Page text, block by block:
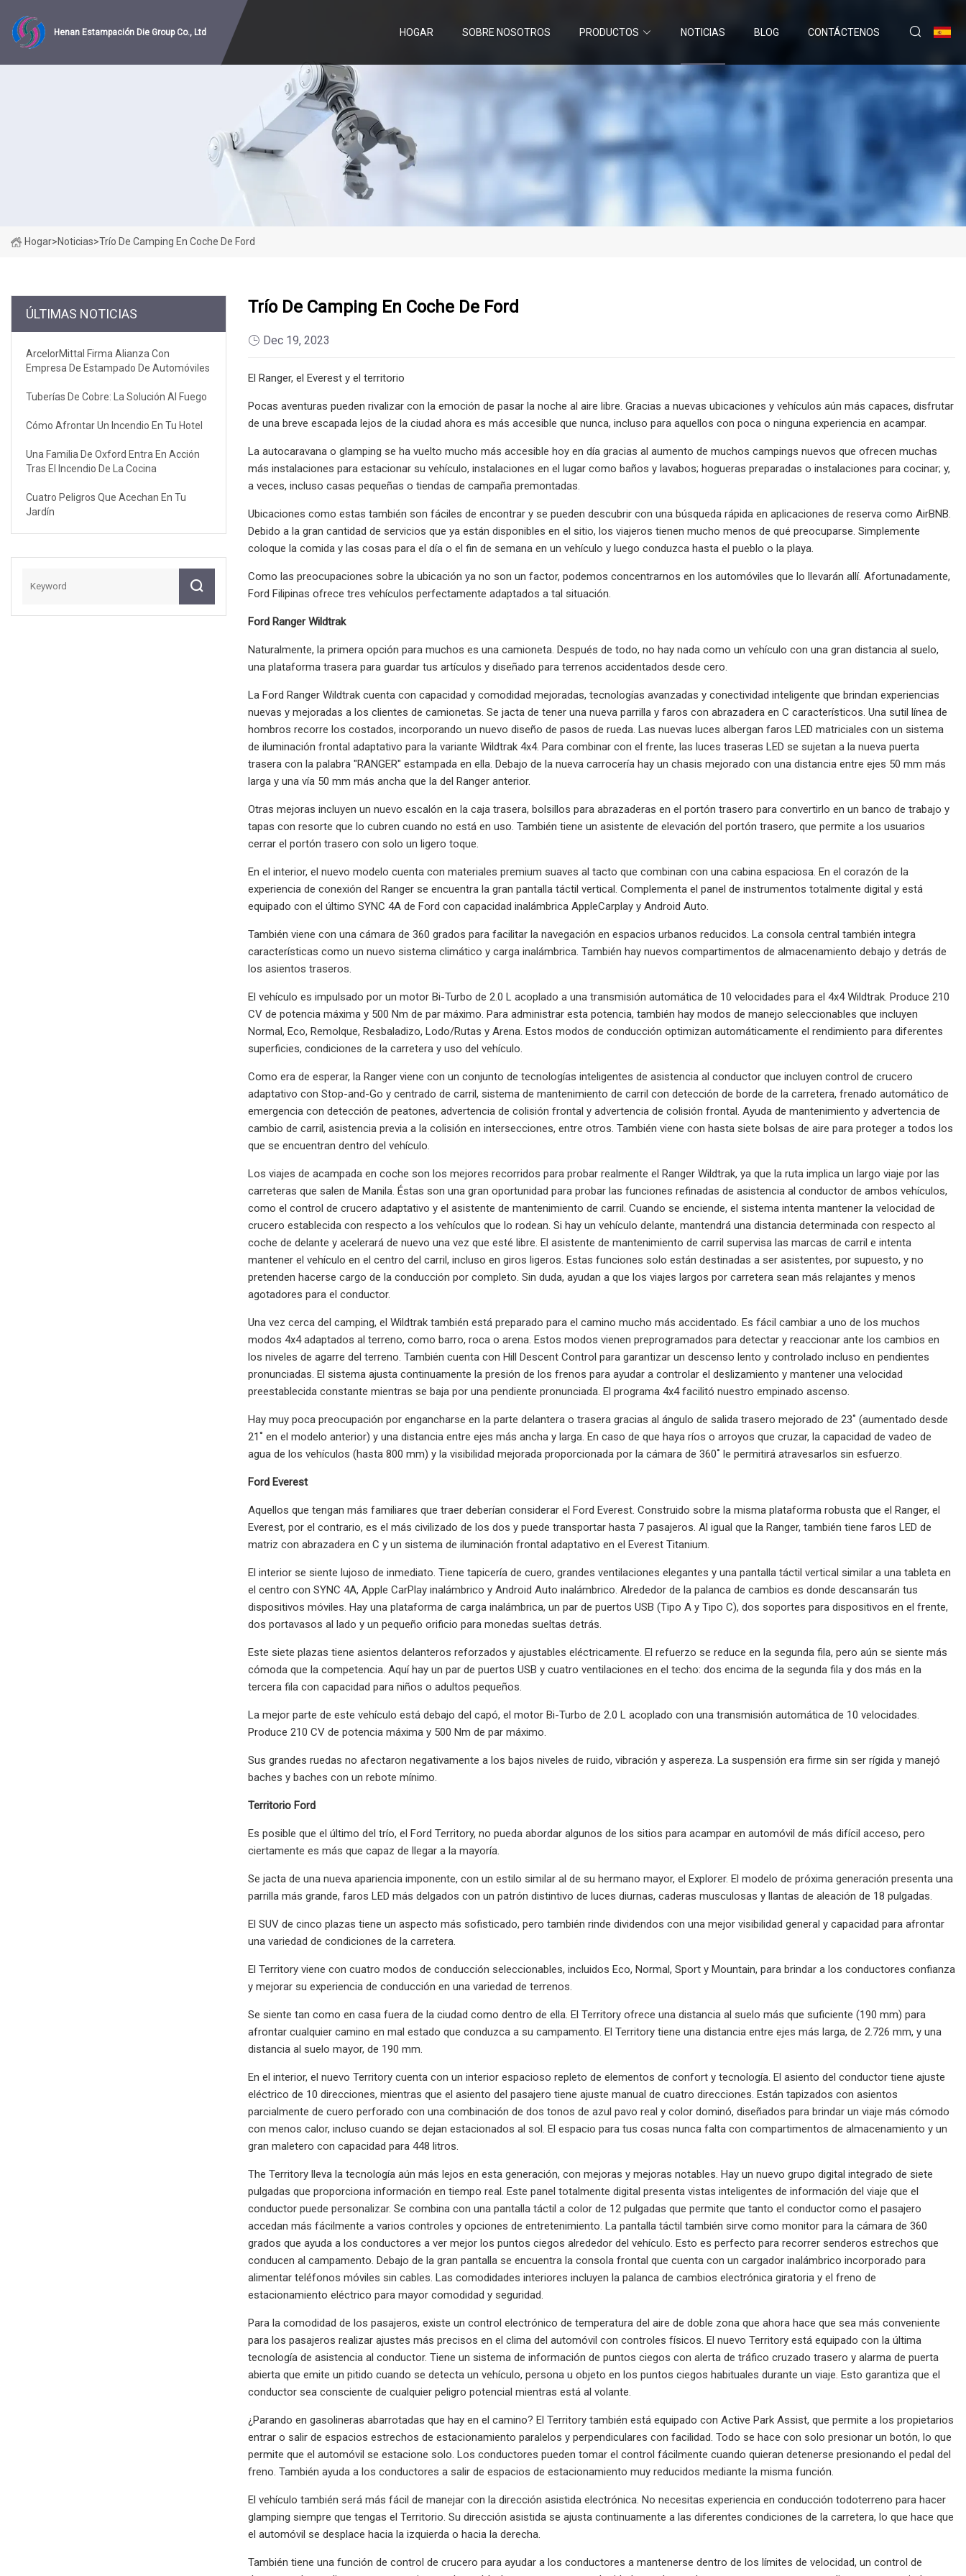
Henan Estampación Die Group Co., Ltd HOGAR SOBRE NOSOTROS PRODUCTOS NOTICIAS BLOG CONTÁCTENOS
Hogar>Noticias>Trío De Camping En Coche De Ford
ÚLTIMAS NOTICIAS
ArcelorMittal Firma Alianza Con
Empresa De Estampado De Automóviles
Tuberías De Cobre: ​​La Solución Al Fuego
Cómo Afrontar Un Incendio En Tu Hotel
Una Familia De Oxford Entra En Acción
Tras El Incendio De La Cocina
Cuatro Peligros Que Acechan En Tu
Jardín
Trío De Camping En Coche De Ford
Dec 19, 2023
El Ranger, el Everest y el territorio
Pocas aventuras pueden rivalizar con la emoción de pasar la noche al aire libre. Gracias a nuevas ubicaciones y vehículos aún más capaces, disfrutar
de una breve escapada lejos de la ciudad ahora es más accesible que nunca, incluso para aquellos con poca o ninguna experiencia en acampar.
La autocaravana o glamping se ha vuelto mucho más accesible hoy en día gracias al aumento de muchos campings nuevos que ofrecen muchas
más instalaciones para estacionar su vehículo, instalaciones en el lugar como baños y lavabos; hogueras preparadas o instalaciones para cocinar; y,
a veces, incluso casas pequeñas o tiendas de campaña premontadas.
Ubicaciones como estas también son fáciles de encontrar y se pueden descubrir con una búsqueda rápida en aplicaciones de reserva como AirBNB.
Debido a la gran cantidad de servicios que ya están disponibles en el sitio, los viajeros tienen mucho menos de qué preocuparse. Simplemente
coloque la comida y las cosas para el día o el fin de semana en un vehículo y luego conduzca hasta el pueblo o la playa.
Como las preocupaciones sobre la ubicación ya no son un factor, podemos concentrarnos en los automóviles que lo llevarán allí. Afortunadamente,
Ford Filipinas ofrece tres vehículos perfectamente adaptados a tal situación.
Ford Ranger Wildtrak
Naturalmente, la primera opción para muchos es una camioneta. Después de todo, no hay nada como un vehículo con una gran distancia al suelo,
una plataforma trasera para guardar tus artículos y diseñado para terrenos accidentados desde cero.
La Ford Ranger Wildtrak cuenta con capacidad y comodidad mejoradas, tecnologías avanzadas y conectividad inteligente que brindan experiencias
nuevas y mejoradas a los clientes de camionetas. Se jacta de tener una nueva parrilla y faros con abrazadera en C característicos. Una sutil línea de
hombros recorre los costados, incorporando un nuevo diseño de pasos de rueda. Las nuevas luces albergan faros LED matriciales con un sistema
de iluminación frontal adaptativo para la variante Wildtrak 4x4. Para combinar con el frente, las luces traseras LED se sujetan a la nueva puerta
trasera con la palabra "RANGER" estampada en ella. Debajo de la nueva carrocería hay un chasis mejorado con una distancia entre ejes 50 mm más
larga y una vía 50 mm más ancha que la del Ranger anterior.
Otras mejoras incluyen un nuevo escalón en la caja trasera, bolsillos para abrazaderas en el portón trasero para convertirlo en un banco de trabajo y
tapas con resorte que lo cubren cuando no está en uso. También tiene un asistente de elevación del portón trasero, que permite a los usuarios
cerrar el portón trasero con solo un ligero toque.
En el interior, el nuevo modelo cuenta con materiales premium suaves al tacto que combinan con una cabina espaciosa. En el corazón de la
experiencia de conexión del Ranger se encuentra la gran pantalla táctil vertical. Complementa el panel de instrumentos totalmente digital y está
equipado con el último SYNC 4A de Ford con capacidad inalámbrica AppleCarplay y Android Auto.
También viene con una cámara de 360 ​​grados para facilitar la navegación en espacios urbanos reducidos. La consola central también integra
características como un nuevo sistema climático y carga inalámbrica. También hay nuevos compartimentos de almacenamiento debajo y detrás de
los asientos traseros.
El vehículo es impulsado por un motor Bi-Turbo de 2.0 L acoplado a una transmisión automática de 10 velocidades para el 4x4 Wildtrak. Produce 210
CV de potencia máxima y 500 Nm de par máximo. Para administrar esta potencia, también hay modos de manejo seleccionables que incluyen
Normal, Eco, Remolque, Resbaladizo, Lodo/Rutas y Arena. Estos modos de conducción optimizan automáticamente el rendimiento para diferentes
superficies, condiciones de la carretera y uso del vehículo.
Como era de esperar, la Ranger viene con un conjunto de tecnologías inteligentes de asistencia al conductor que incluyen control de crucero
adaptativo con Stop-and-Go y centrado de carril, sistema de mantenimiento de carril con detección de borde de la carretera, frenado automático de
emergencia con detección de peatones, advertencia de colisión frontal y advertencia de colisión frontal. Ayuda de mantenimiento y advertencia de
cambio de carril, asistencia previa a la colisión en intersecciones, entre otros. También viene con hasta siete bolsas de aire para proteger a todos los
que se encuentran dentro del vehículo.
Los viajes de acampada en coche son los mejores recorridos para probar realmente el Ranger Wildtrak, ya que la ruta implica un largo viaje por las
carreteras que salen de Manila. Éstas son una gran oportunidad para probar las funciones refinadas de asistencia al conductor de ambos vehículos,
como el control de crucero adaptativo y el asistente de mantenimiento de carril. Cuando se enciende, el sistema intenta mantener la velocidad de
crucero establecida con respecto a los vehículos que lo rodean. Si hay un vehículo delante, mantendrá una distancia determinada con respecto al
coche de delante y acelerará de nuevo una vez que esté libre. El asistente de mantenimiento de carril supervisa las marcas de carril e intenta
mantener el vehículo en el centro del carril, incluso en giros ligeros. Estas funciones solo están destinadas a ser asistentes, por supuesto, y no
pretenden hacerse cargo de la conducción por completo. Sin duda, ayudan a que los viajes largos por carretera sean más relajantes y menos
agotadores para el conductor.
Una vez cerca del camping, el Wildtrak también está preparado para el camino mucho más accidentado. Es fácil cambiar a uno de los muchos
modos 4x4 adaptados al terreno, como barro, roca o arena. Estos modos vienen preprogramados para detectar y reaccionar ante los cambios en
los niveles de agarre del terreno. También cuenta con Hill Descent Control para garantizar un descenso lento y controlado incluso en pendientes
pronunciadas. El sistema ajusta continuamente la presión de los frenos para ayudar a controlar el deslizamiento y mantener una velocidad
preestablecida constante mientras se baja por una pendiente pronunciada. El programa 4x4 facilitó nuestro empinado ascenso.
Hay muy poca preocupación por engancharse en la parte delantera o trasera gracias al ángulo de salida trasero mejorado de 23˚ (aumentado desde
21˚ en el modelo anterior) y una distancia entre ejes más ancha y larga. En caso de que haya ríos o arroyos que cruzar, la capacidad de vadeo de
agua de los vehículos (hasta 800 mm) y la visibilidad mejorada proporcionada por la cámara de 360˚ le permitirá atravesarlos sin esfuerzo.
Ford Everest
Aquellos que tengan más familiares que traer deberían considerar el Ford Everest. Construido sobre la misma plataforma robusta que el Ranger, el
Everest, por el contrario, es el más civilizado de los dos y puede transportar hasta 7 pasajeros. Al igual que la Ranger, también tiene faros LED de
matriz con abrazadera en C y un sistema de iluminación frontal adaptativo en el Everest Titanium.
El interior se siente lujoso de inmediato. Tiene tapicería de cuero, grandes ventilaciones elegantes y una pantalla táctil vertical similar a una tableta en
el centro con SYNC 4A, Apple CarPlay inalámbrico y Android Auto inalámbrico. Alrededor de la palanca de cambios es donde descansarán tus
dispositivos móviles. Hay una plataforma de carga inalámbrica, un par de puertos USB (Tipo A y Tipo C), dos soportes para dispositivos en el frente,
dos portavasos al lado y un pequeño orificio para monedas sueltas detrás.
Este siete plazas tiene asientos delanteros reforzados y ajustables eléctricamente. El refuerzo se reduce en la segunda fila, pero aún se siente más
cómoda que la competencia. Aquí hay un par de puertos USB y cuatro ventilaciones en el techo: dos encima de la segunda fila y dos más en la
tercera fila con capacidad para niños o adultos pequeños.
La mejor parte de este vehículo está debajo del capó, el motor Bi-Turbo de 2.0 L acoplado con una transmisión automática de 10 velocidades.
Produce 210 CV de potencia máxima y 500 Nm de par máximo.
Sus grandes ruedas no afectaron negativamente a los bajos niveles de ruido, vibración y aspereza. La suspensión era firme sin ser rígida y manejó
baches y baches con un rebote mínimo.
Territorio Ford
Es posible que el último del trío, el Ford Territory, no pueda abordar algunos de los sitios para acampar en automóvil de más difícil acceso, pero
ciertamente es más que capaz de llegar a la mayoría.
Se jacta de una nueva apariencia imponente, con un estilo similar al de su hermano mayor, el Explorer. El modelo de próxima generación presenta una
parrilla más grande, faros LED más delgados con un patrón distintivo de luces diurnas, caderas musculosas y llantas de aleación de 18 pulgadas.
El SUV de cinco plazas tiene un aspecto más sofisticado, pero también rinde dividendos con una mejor visibilidad general y capacidad para afrontar
una variedad de condiciones de la carretera.
El Territory viene con cuatro modos de conducción seleccionables, incluidos Eco, Normal, Sport y Mountain, para brindar a los conductores confianza
y mejorar su experiencia de conducción en una variedad de terrenos.
Se siente tan como en casa fuera de la ciudad como dentro de ella. El Territory ofrece una distancia al suelo más que suficiente (190 mm) para
afrontar cualquier camino en mal estado que conduzca a su campamento. El Territory tiene una distancia entre ejes más larga, de 2.726 mm, y una
distancia al suelo mayor, de 190 mm.
En el interior, el nuevo Territory cuenta con un interior espacioso repleto de elementos de confort y tecnología. El asiento del conductor tiene ajuste
eléctrico de 10 direcciones, mientras que el asiento del pasajero tiene ajuste manual de cuatro direcciones. Están tapizados con asientos
parcialmente de cuero perforado con una combinación de dos tonos de azul pavo real y color dominó, diseñados para brindar un viaje más cómodo
con menos calor, incluso cuando se dejan estacionados al sol. El espacio para tus cosas nunca falta con compartimentos de almacenamiento y un
gran maletero con capacidad para 448 litros.
The Territory lleva la tecnología aún más lejos en esta generación, con mejoras y mejoras notables. Hay un nuevo grupo digital integrado de siete
pulgadas que proporciona información en tiempo real. Este panel totalmente digital presenta vistas inteligentes de información del viaje que el
conductor puede personalizar. Se combina con una pantalla táctil a color de 12 pulgadas que permite que tanto el conductor como el pasajero
accedan más fácilmente a varios controles y opciones de entretenimiento. La pantalla táctil también sirve como monitor para la cámara de 360 ​​
grados que ayuda a los conductores a ver mejor los puntos ciegos alrededor del vehículo. Esto es perfecto para recorrer senderos estrechos que
conducen al campamento. Debajo de la gran pantalla se encuentra la consola frontal que cuenta con un cargador inalámbrico incorporado para
alimentar teléfonos móviles sin cables. Las comodidades interiores incluyen la palanca de cambios electrónica giratoria y el freno de
estacionamiento eléctrico para mayor comodidad y seguridad.
Para la comodidad de los pasajeros, existe un control electrónico de temperatura del aire de doble zona que ahora hace que sea más conveniente
para los pasajeros realizar ajustes más precisos en el clima del automóvil con controles físicos. El nuevo Territory está equipado con la última
tecnología de asistencia al conductor. Tiene un sistema de información de puntos ciegos con alerta de tráfico cruzado trasero y alarma de puerta
abierta que emite un pitido cuando se detecta un vehículo, persona u objeto en los puntos ciegos habituales durante un viaje. Esto garantiza que el
conductor sea consciente de cualquier peligro potencial mientras está al volante.
¿Parando en gasolineras abarrotadas que hay en el camino? El Territory también está equipado con Active Park Assist, que permite a los propietarios
entrar o salir de espacios estrechos de estacionamiento paralelos y perpendiculares con facilidad. Todo se hace con solo presionar un botón, lo que
permite que el automóvil se estacione solo. Los conductores pueden tomar el control fácilmente cuando quieran detenerse presionando el pedal del
freno. También ayuda a los conductores a salir de espacios de estacionamiento muy reducidos mediante la misma función.
El vehículo también será más fácil de manejar con la dirección asistida electrónica. No necesitas experiencia en conducción todoterreno para hacer
glamping siempre que tengas el Territorio. Su dirección asistida se ajusta continuamente a las diferentes condiciones de la carretera, lo que hace que
el automóvil se desplace hacia la izquierda o hacia la derecha.
También tiene una función de control de crucero para ayudar a los conductores a mantenerse dentro de los límites de velocidad, un control de